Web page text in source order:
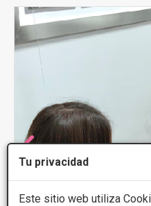
Tu privacidad
Este sitio web utiliza